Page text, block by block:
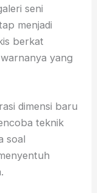
seni
menjadi
berkat
yang
dimensi baru
teknik
soal